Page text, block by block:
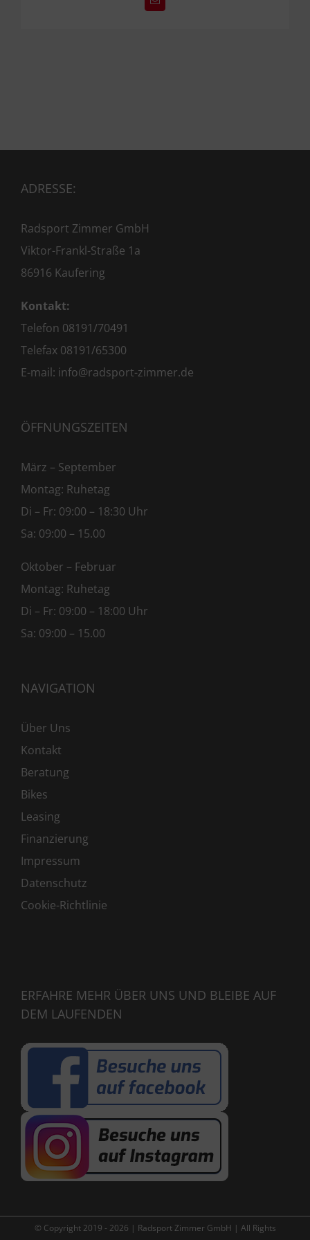
E-
Mail
ADRESSE:
Radsport Zimmer GmbH
Viktor-Frankl-Straße 1a
86916 Kaufering
Kontakt:
Telefon 08191/70491
Telefax 08191/65300
E-mail: info@radsport-zimmer.de
ÖFFNUNGSZEITEN
März – September
Montag: Ruhetag
Di – Fr: 09:00 – 18:30 Uhr
Sa: 09:00 – 15.00
Oktober – Februar
Montag: Ruhetag
Di – Fr: 09:00 – 18:00 Uhr
Sa: 09:00 – 15.00
NAVIGATION
Über Uns
Kontakt
Beratung
Bikes
Leasing
Finanzierung
Impressum
Datenschutz
Cookie-Richtlinie
ERFAHRE MEHR ÜBER UNS UND BLEIBE AUF
DEM LAUFENDEN
© Copyright 2019 - 2026 | Radsport Zimmer GmbH | All Rights